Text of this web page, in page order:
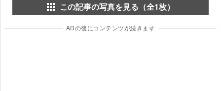
この記事の写真を見る（全1枚）
ADの後にコンテンツが続きます